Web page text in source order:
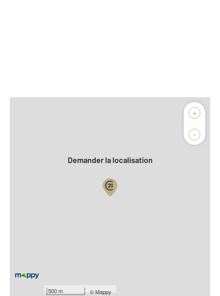
+
-
500 m ©Mappy
Biens vendus
Demander la localisation
Équipements